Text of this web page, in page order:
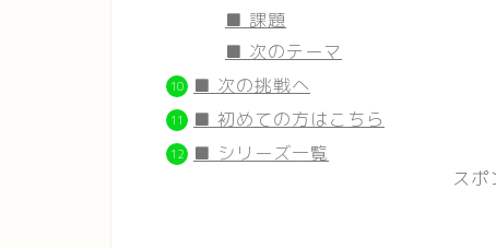
■ 課題
■ 次のテーマ
■ 次の挑戦へ
■ 初めての方はこちら
■ シリーズ一覧
スポ